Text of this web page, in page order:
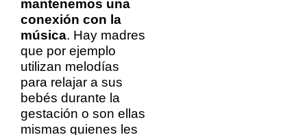
mantenemos una
conexión con la
música. Hay madres
que por ejemplo
utilizan melodías
para relajar a sus
bebés durante la
gestación o son ellas
mismas quienes les